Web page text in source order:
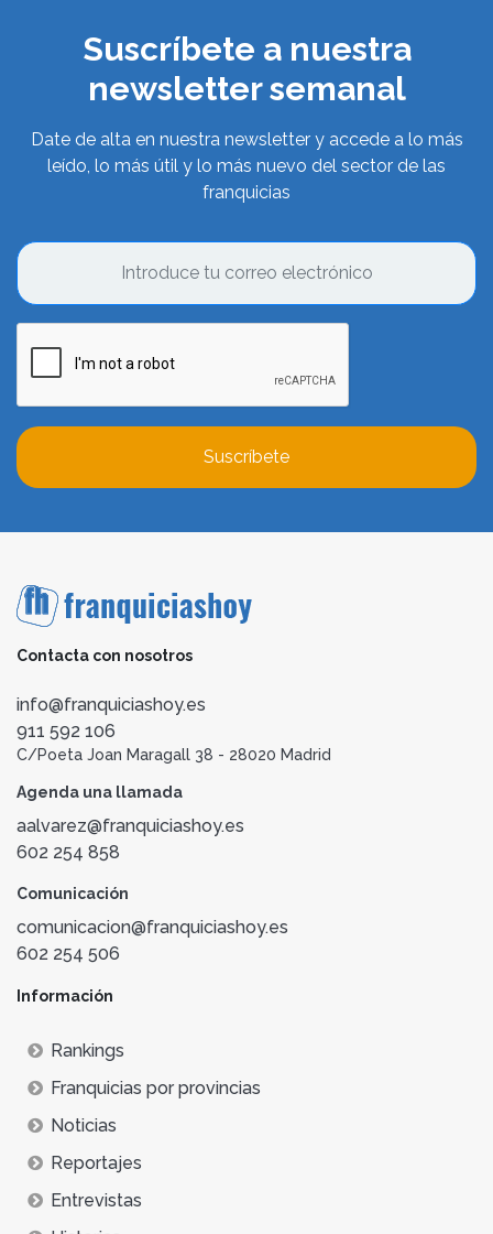
Suscríbete a nuestra
newsletter semanal
Date de alta en nuestra newsletter y accede a lo más
leído, lo más útil y lo más nuevo del sector de las
franquicias
Suscríbete
Contacta con nosotros
info@franquiciashoy.es
911 592 106
C/Poeta Joan Maragall 38 - 28020 Madrid
Agenda una llamada
aalvarez@franquiciashoy.es
602 254 858
Comunicación
comunicacion@franquiciashoy.es
602 254 506
Información
Rankings
Franquicias por provincias
Noticias
Reportajes
Entrevistas